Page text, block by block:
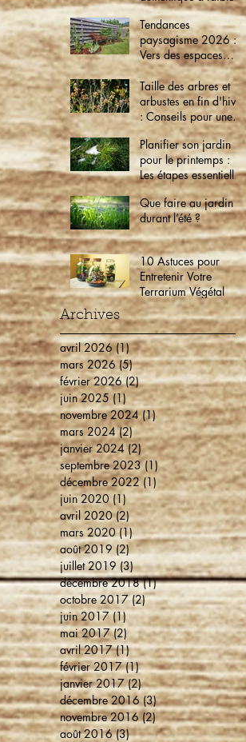
entretien
Tendances
paysagisme 2026 :
Vers des espaces
verts éco-friendly et
intelligents
Taille des arbres et
arbustes en fin d'hiver
: Conseils pour une
croissance optimale
Planifier son jardin
pour le printemps :
Les étapes essentielles
dès maintenant
Que faire au jardin
durant l’été ?
10 Astuces pour
Entretenir Votre
Terrarium Végétal
Archives
avril 2026 (1)1 post
mars 2026 (5)5 posts
février 2026 (2)2 posts
juin 2025 (1)1 post
novembre 2024 (1) 1 post
mars 2024 (2)2 posts
janvier 2024 (2) 2 posts
septembre 2023 (1)1 post
décembre 2022 (1) 1 post
juin 2020 (1)1 post
avril 2020 (2)2 posts
mars 2020 (1)1 post
août 2019 (2)2 posts
juillet 2019 (3)3 posts
décembre 2018 (1)1 post
octobre 2017 (2)2 posts
juin 2017 (1)1 post
mai 2017 (2)2 posts
avril 2017 (1)1 post
février 2017 (1)1 post
janvier 2017 (2)2 posts
décembre 2016 (3)3 posts
novembre 2016 (2)2 posts
août 2016 (3)3 posts